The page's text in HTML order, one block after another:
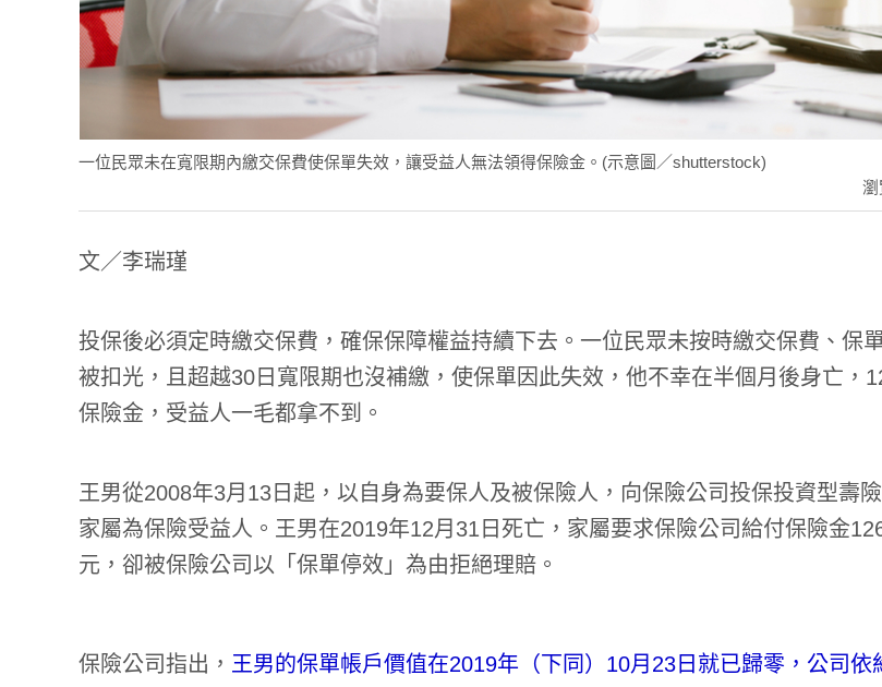
一位民眾未在寬限期內繳交保費使保單失效，讓受益人無法領得保險金。(示意圖／shutterstock)
瀏
文／李瑞瑾
投保後必須定時繳交保費，確保保障權益持續下去。一位民眾未按時繳交保費、保
被扣光，且超越30日寬限期也沒補繳，使保單因此失效，他不幸在半個月後身亡，
保險金，受益人一毛都拿不到。
王男從2008年3月13日起，以自身為要保人及被保險人，向保險公司投保投資型壽
家屬為保險受益人。王男在2019年12月31日死亡，家屬要求保險公司給付保險金
元，卻被保險公司以「保單停效」為由拒絕理賠。
保險公司指出， 王男的保單帳戶價值在2019年（下同）10月23日就已歸零，公司依